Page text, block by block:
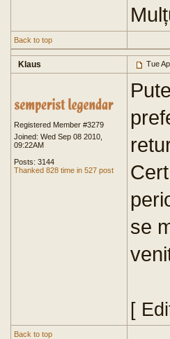
Back to top
Klaus Tue
Registered Member #3279
Joined: Wed Sep 08 2010,
09:22AM
Posts: 3144
Thanked 828 time in 527 post
se
[
Back to top